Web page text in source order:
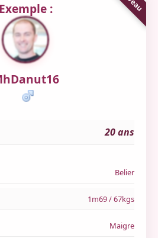
Exemple :
20 ans
Belier
1m69 / 67kgs
Maigre